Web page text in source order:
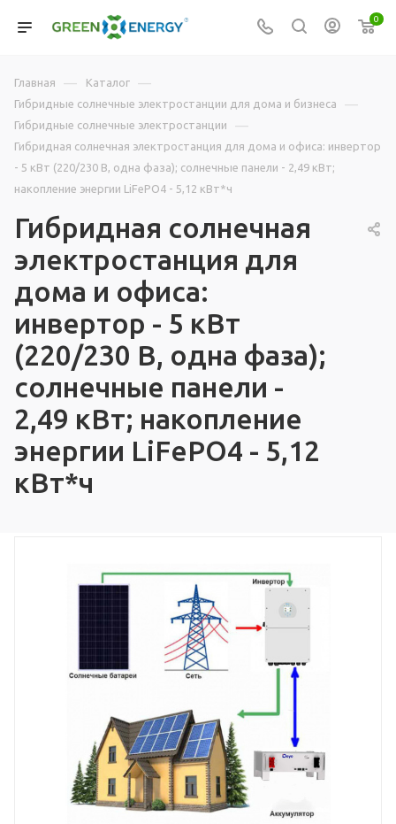
0
Главная — Каталог —
Гибридные солнечные электростанции для дома и бизнеса —
Гибридные солнечные электростанции —
Гибридная солнечная электростанция для дома и офиса: инвертор
- 5 кВт (220/230 В, одна фаза); солнечные панели - 2,49 кВт;
накопление энергии LiFePO4 - 5,12 кВт*ч
Гибридная солнечная
электростанция для
дома и офиса:
инвертор - 5 кВт
(220/230 В, одна фаза);
солнечные панели -
2,49 кВт; накопление
энергии LiFePO4 - 5,12
кВт*ч